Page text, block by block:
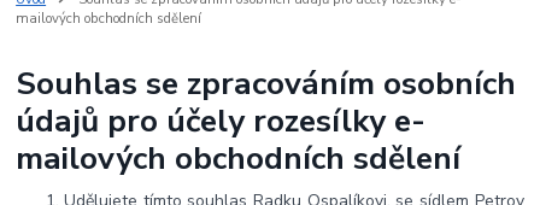
mailových obchodních sdělení
Souhlas se zpracováním osobních
údajů pro účely rozesílky e-
mailových obchodních sdělení